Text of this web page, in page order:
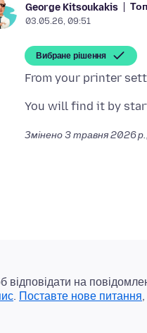
George Kitsoukakis
03.05.26, 09:51
Вибране рішення
Змінено3 травня 2026
відповідати на
. Поставте нове питання